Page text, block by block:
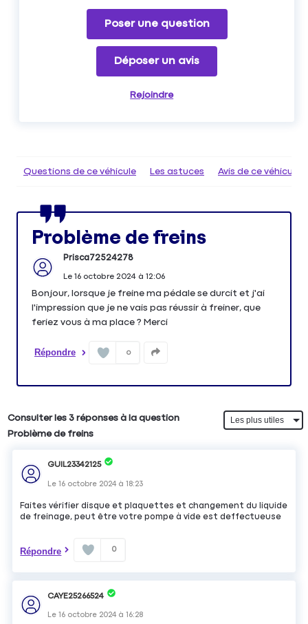
Poser une question
Déposer un avis
Rejoindre
Questions de ce véhicule Les astuces Avis de ce véhicule
Problème de freins
Prisca72524278
Le 16 octobre 2024à 12:06
Bonjour, lorsque je freine ma pédale se durcit et j'ai
l'impression que je ne vais pas réussir à freiner, que
feriez vous à ma place ? Merci
Répondre 0
Consulter les 3 réponses à la question
Problème de freins
GUIL23342125
Le16 octobre 2024 à18:23
Faites vérifier disque et plaquettes et changement du liquide
de freinage, peut être votre pompe à vide est deffectueuse
Répondre 0
CAYE25266524
Le16 octobre 2024 à16:28